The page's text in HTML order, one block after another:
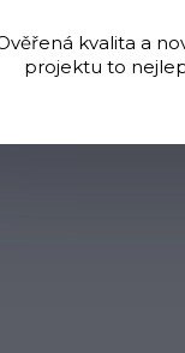
kvalita a
projektu to